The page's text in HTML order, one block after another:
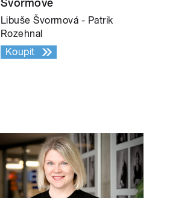
Švormové
Libuše Švormová - Patrik
Rozehnal
Koupit